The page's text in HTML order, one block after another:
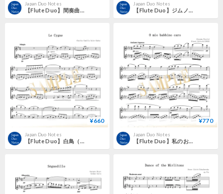
Japan Duo Notes
【Flute Duo】間奏曲（オペラ《カヴァレリア・ルスティカーナ》より）／ピエトロ・マスカーニ
Japan Duo Notes
【Flute Duo】ジムノペディ第1番／エリック・サティ
¥660
Japan Duo Notes
【Flute Duo】白鳥（動物の謝肉祭より）／カミーユ・サン＝サーンス
¥770
Japan Duo Notes
【Flute Duo】私のお父さん（オペラ《ジャンニ・スキッキ》より）／ジャコモ・プッチーニ